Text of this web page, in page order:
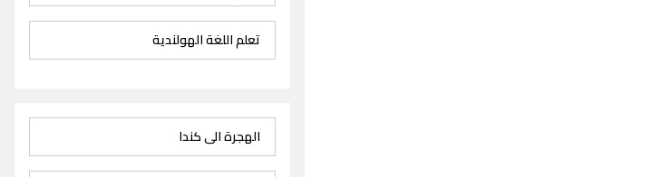
تعلم اللغة الهولندية
الهجرة الى كندا